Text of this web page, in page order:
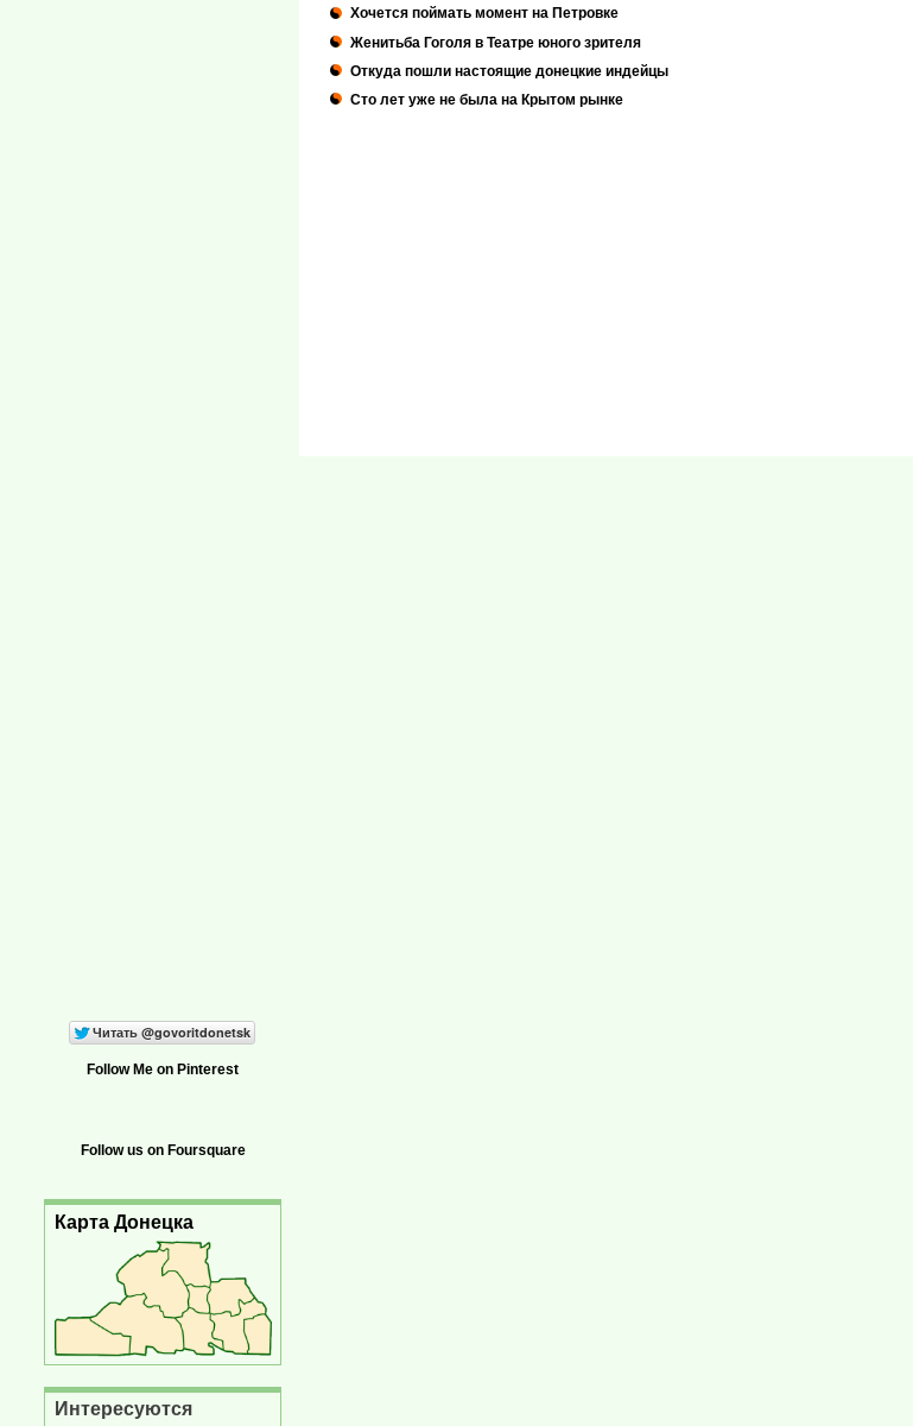
Хочется поймать момент на Петровке
Женитьба Гоголя в Театре юного зрителя
Откуда пошли настоящие донецкие индейцы
Сто лет уже не была на Крытом рынке
Follow Me on Pinterest
Follow us on Foursquare
Карта Донецка
Интересуются